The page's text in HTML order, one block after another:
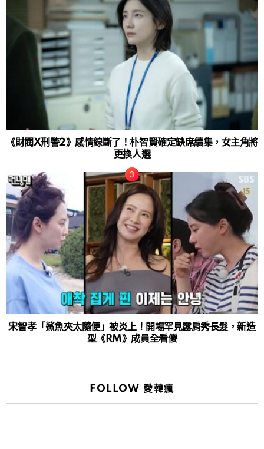
《財閥X刑警2》感情線斷了！朴智賢確定缺席續集，女主角將
更換人選
宋智孝「鯊魚夾太隨便」被炎上！開場罕見露肩秀長髮，新造
型《RM》成員全看傻
FOLLOW 愛韓瘋